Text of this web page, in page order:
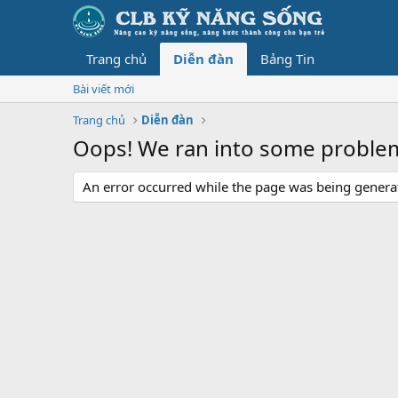
Trang chủ Diễn đàn Bảng Tin
Bài viết mới
Trang chủ
Diễn đàn
Oops! We ran into some
An error occurred while the page was being